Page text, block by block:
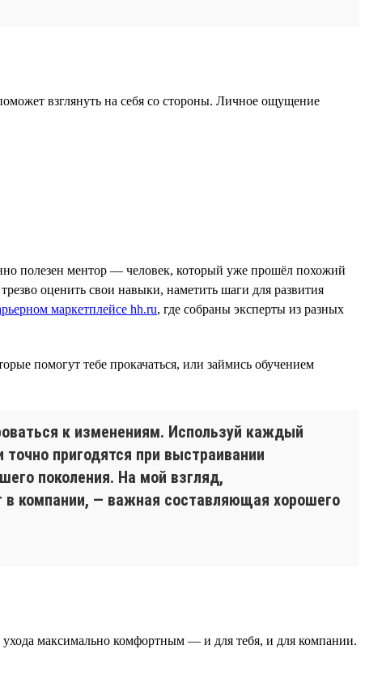
взглянуть на себя со стороны. Личное ощущение
полезен ментор — человек, который уже прошёл похожий
оценить свои навыки, наметить шаги для развития
маркетплейсе hh.ru, где собраны эксперты из разных
помогут тебе прокачаться, или займись обучением
к изменениям. Используй каждый
пригодятся при выстраивании
поколения. На мой взгляд,
компании, — важная составляющая хорошего
ухода максимально комфортным — и для тебя, и для компании.